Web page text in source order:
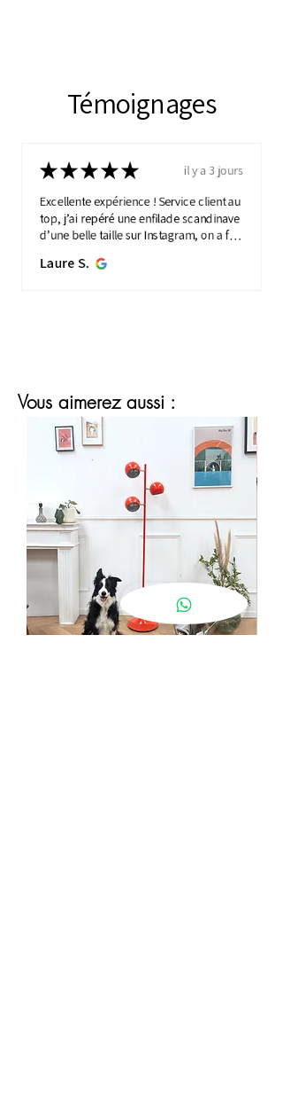
Témoignages
★★★★★
il y a 3 jours
Excellente expérience ! Service client au
top, j’ai repéré une enfilade scandinave
d’une belle taille sur Instagram, on a fait
plus...MONTRE PLUS
Laure S.
Vous aimerez aussi :